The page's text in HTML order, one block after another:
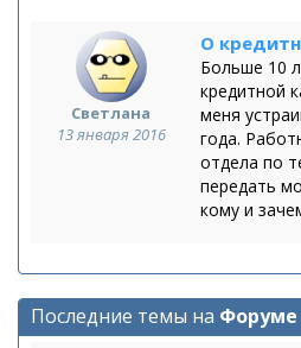
Светлана
13 января 2016
О
Больше 10
кредитной
меня
года.
отдела по
передать
кому и
Последние темы на Форуме